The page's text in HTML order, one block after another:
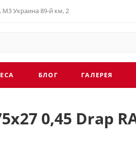
М3 Украина 89-й км, 2
БЛОГ ГАЛЕРЕЯ
0,45 Drap